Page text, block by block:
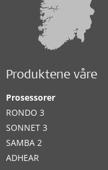
Produktene våre
Prosessorer
RONDO 3
SONNET 3
SAMBA 2
ADHEAR